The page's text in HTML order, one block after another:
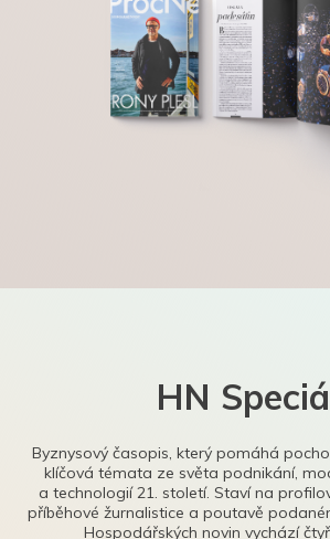
HN
Byznysový časopis, který pomáhá
klíčová témata ze světa podnikání,
a technologií 21. století. Staví na
příběhové žurnalistice a poutavě
Hospodářských novin vychází